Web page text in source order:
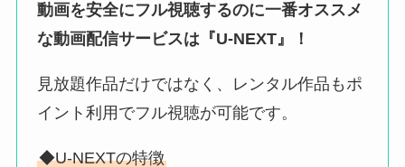
動画を安全にフル視聴するのに一番オススメ
な動画配信サービスは『U-NEXT』！
見放題作品だけではなく、レンタル作品もポ
イント利用でフル視聴が可能です。
◆U-NEXTの特徴